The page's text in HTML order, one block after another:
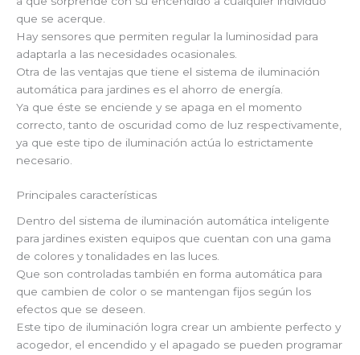
que se acerque.
Hay sensores que permiten regular la luminosidad para
adaptarla a las necesidades ocasionales.
Otra de las ventajas que tiene el sistema de iluminación
automática para jardines es el ahorro de energía.
Ya que éste se enciende y se apaga en el momento
correcto, tanto de oscuridad como de luz respectivamente,
ya que este tipo de iluminación actúa lo estrictamente
necesario.
Principales características
Dentro del sistema de iluminación automática inteligente
para jardines existen equipos que cuentan con una gama
de colores y tonalidades en las luces.
Que son controladas también en forma automática para
que cambien de color o se mantengan fijos según los
efectos que se deseen.
Este tipo de iluminación logra crear un ambiente perfecto y
acogedor, el encendido y el apagado se pueden programar